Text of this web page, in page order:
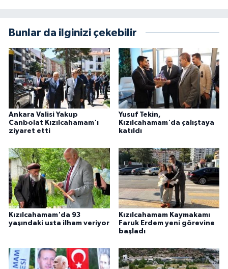
Bunlar da ilginizi çekebilir
Ankara Valisi Yakup
Canbolat Kızılcahamam'ı
ziyaret etti
Yusuf Tekin,
Kızılcahamam'da çalıştaya
katıldı
Kızılcahamam'da 93
yaşındaki usta ilham veriyor
Kızılcahamam Kaymakamı
Faruk Erdem yeni görevine
başladı